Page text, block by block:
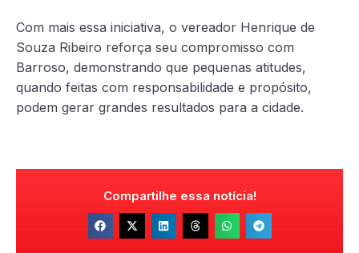
Com mais essa iniciativa, o vereador Henrique de
Souza Ribeiro reforça seu compromisso com
Barroso, demonstrando que pequenas atitudes,
quando feitas com responsabilidade e propósito,
podem gerar grandes resultados para a cidade.
Compartilhe essa notícia!